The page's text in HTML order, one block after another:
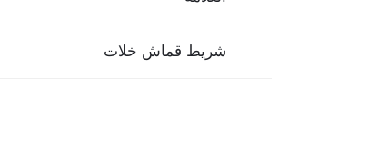
شريط قماش خلات